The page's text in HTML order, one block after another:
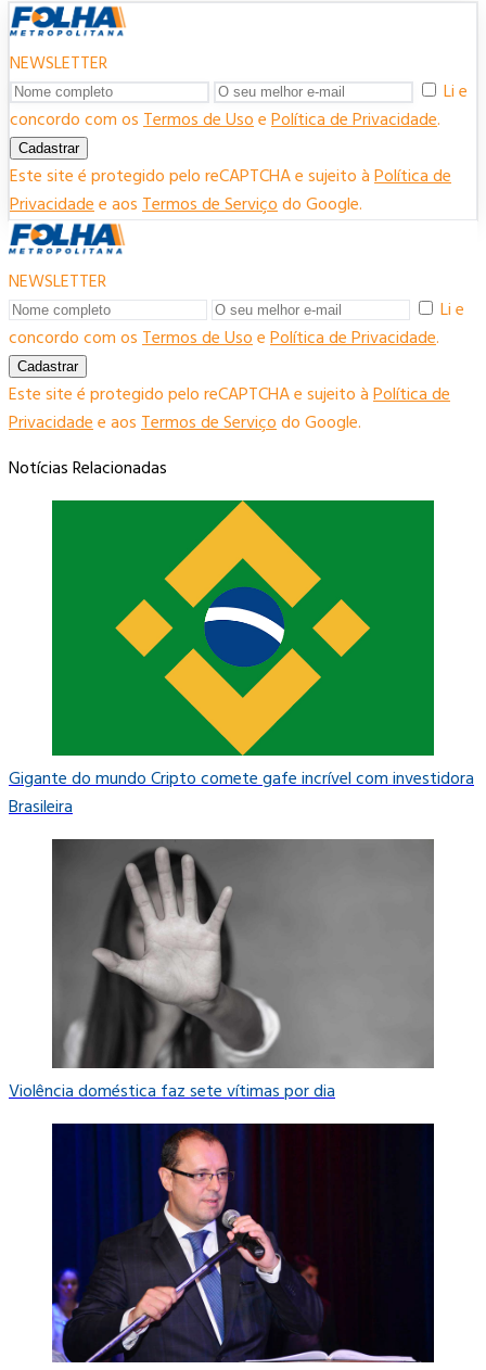
NEWSLETTER
Li e
concordo com osTermos de UsoePolítica de Privacidade.
Cadastrar
Este site é protegido pelo reCAPTCHA e sujeito àPolítica de
Privacidadee aosTermos de Serviçodo Google.
NEWSLETTER
Li e
concordo com osTermos de UsoePolítica de Privacidade.
Cadastrar
Este site é protegido pelo reCAPTCHA e sujeito àPolítica de
Privacidadee aosTermos de Serviçodo Google.
Notícias Relacionadas
Gigante do mundo Cripto comete gafe incrível com investidora
Brasileira
Violência doméstica faz sete vítimas por dia